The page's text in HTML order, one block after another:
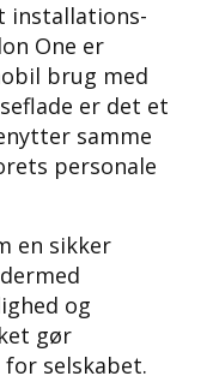
installations-
One er
brug med
er det et
samme
personale
en sikker
og
gør
selskabet.